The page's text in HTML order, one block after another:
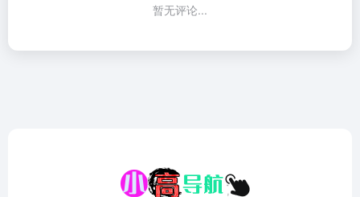
暂无评论...